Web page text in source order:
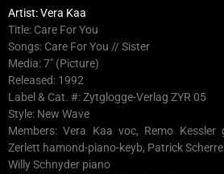
Artist: Vera Kaa
Title: Care For You
Songs: Care For You // Sister
Media: 7″ (Picture)
Released: 1992
Label & Cat. #: Zytglogge-Verlag ZYR 05
Style: New Wave
Members: Vera Kaa voc, Remo Kessler
Zerlett hamond-piano-keyb, Patrick
Willy Schnyder piano